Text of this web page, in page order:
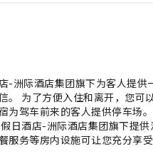
-洲际酒店集团旗下为客人提
。 为了方便入住和离开，您
为驾车前来的客人提供停车场
日酒店-洲际酒店集团旗下提
服务等房内设施可让您充分享
面禁止吸烟。为了所有客人